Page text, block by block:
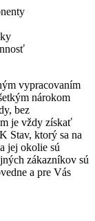
vypracovaním
nárokom
bez
je vždy získať
Stav, ktorý sa na
jej okolie sú
zákazníkov sú
a pre Vás